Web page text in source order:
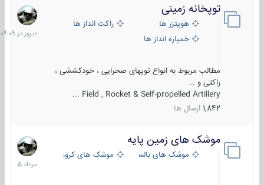
توپخانه زمینی
هویتزر ها
راکت انداز ها
خمپاره انداز ها
مطالب مربوط به انواع توپهای صحرایی ، خودکششی ،
راکتی و ...
Field , Rocket & Self-propelled Artillery ...
1,842 ارسال ها
دیروز
در
09:09
موشک های زمین پایه
موشک های بالستیک موشک های کروز
2
مرداد
1405